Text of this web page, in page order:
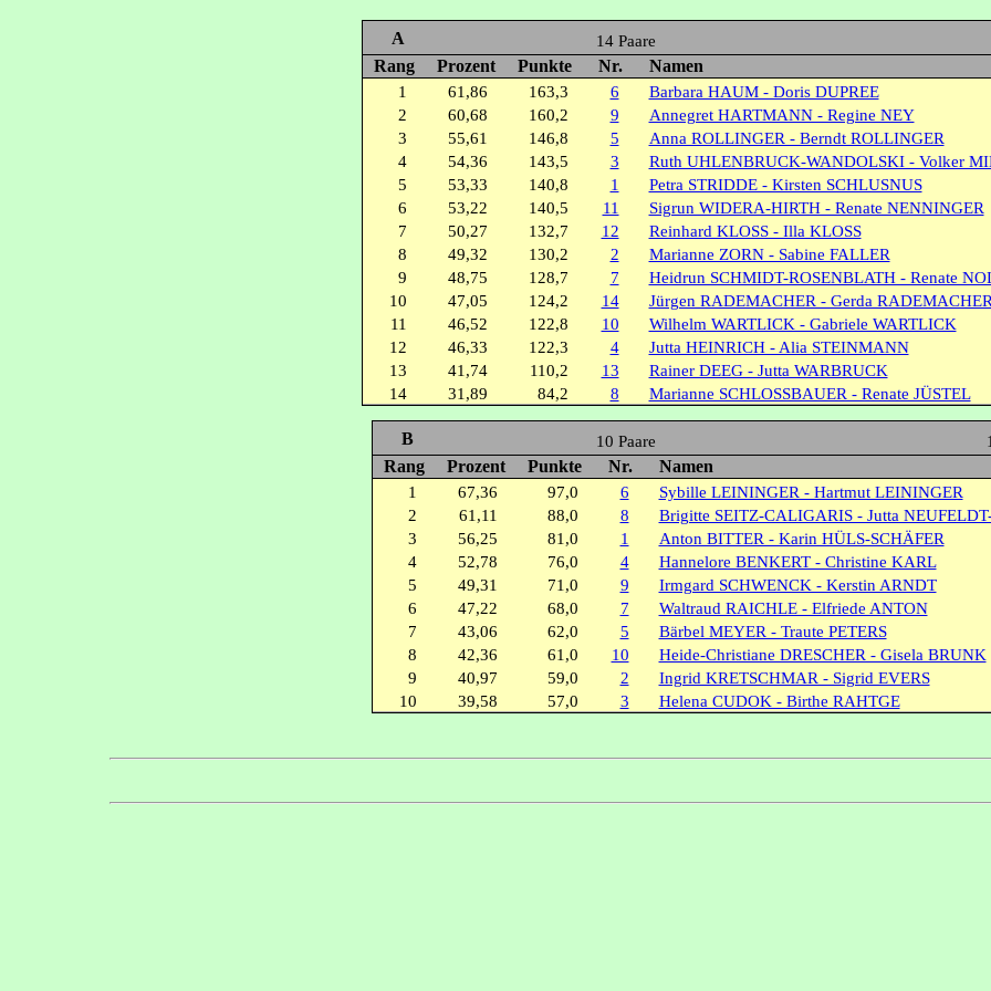
A 14 Paare
Rang Prozent Punkte Nr. Namen
1 61,86 163,3 6 Barbara HAUM - Doris DUPREE
2
60,68 160,2 9 Annegret HARTMANN - Regine NEY
3
55,61 146,8 5 Anna ROLLINGER - Berndt ROLLINGER
4
54,36 143,5 3 Ruth UHLENBRUCK-WANDOLSKI - Volker
5
53,33 140,8 1 Petra STRIDDE - Kirsten SCHLUSNUS
6
53,22 140,5 11 Sigrun WIDERA-HIRTH - Renate NENNINGER
7
50,27 132,7 12 Reinhard KLOSS - Illa KLOSS
8
49,32 130,2 2
Marianne ZORN - Sabine FALLER
9
48,75 128,7 7
Heidrun SCHMIDT-ROSENBLATH - Renate
10
47,05 124,2 14
Jürgen RADEMACHER - Gerda RADEMACHER
11
46,52 122,8 10
Wilhelm WARTLICK - Gabriele WARTLICK
12
46,33 122,3 4
Jutta HEINRICH - Alia STEINMANN
13
41,74 110,2 13
Rainer DEEG - Jutta WARBRUCK
14
31,89 84,2 8 Marianne SCHLOSSBAUER - Renate JÜSTEL
B 10 Paare
Rang Prozent Punkte Nr. Namen
1 67,36 97,0 6
Sybille LEININGER - Hartmut LEININGER
2
61,11 88,0 8
Brigitte SEITZ-CALIGARIS - Jutta
3
56,25 81,0 1
Anton BITTER - Karin HÜLS-SCHÄFER
4
52,78 76,0 4
Hannelore BENKERT - Christine KARL
5
49,31 71,0 9
Irmgard SCHWENCK - Kerstin ARNDT
6
47,22 68,0 7
Waltraud RAICHLE - Elfriede ANTON
7
43,06 62,0 5
Bärbel MEYER - Traute PETERS
8
42,36 61,0 10
Heide-Christiane DRESCHER - Gisela BRUNK
9
40,97 59,0 2
Ingrid KRETSCHMAR - Sigrid EVERS
10
39,58 57,0 3 Helena CUDOK - Birthe RAHTGE